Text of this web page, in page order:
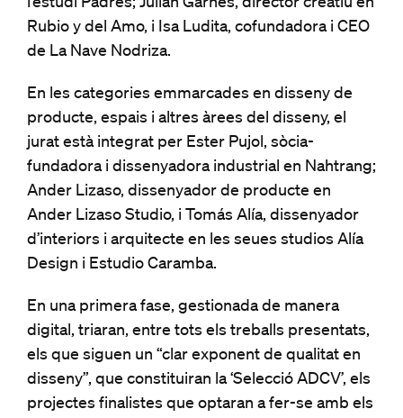
Rubio y del Amo, i Isa Ludita, cofundadora i CEO
de La Nave Nodriza.
En les categories emmarcades en disseny de
producte, espais i altres àrees del disseny, el
jurat està integrat per Ester Pujol, sòcia-
fundadora i dissenyadora industrial en Nahtrang;
Ander Lizaso, dissenyador de producte en
Ander Lizaso Studio, i Tomás Alía, dissenyador
d’interiors i arquitecte en les seues studios Alía
Design i Estudio Caramba.
En una primera fase, gestionada de manera
digital, triaran, entre tots els treballs presentats,
els que siguen un “clar exponent de qualitat en
disseny”, que constituiran la ‘Selecció ADCV’, els
projectes finalistes que optaran a fer-se amb els